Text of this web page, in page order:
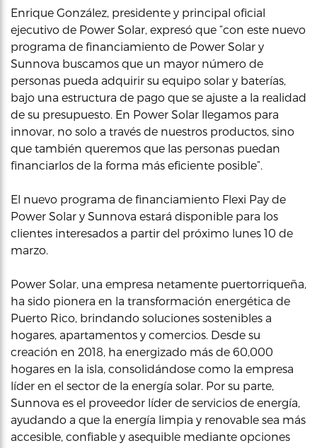
Enrique González, presidente y principal oficial
ejecutivo de Power Solar, expresó que “con este nuevo
programa de financiamiento de Power Solar y
Sunnova buscamos que un mayor número de
personas pueda adquirir su equipo solar y baterías,
bajo una estructura de pago que se ajuste a la realidad
de su presupuesto. En Power Solar llegamos para
innovar, no solo a través de nuestros productos, sino
que también queremos que las personas puedan
financiarlos de la forma más eficiente posible”.
El nuevo programa de financiamiento Flexi Pay de
Power Solar y Sunnova estará disponible para los
clientes interesados a partir del próximo lunes 10 de
marzo.
Power Solar, una empresa netamente puertorriqueña,
ha sido pionera en la transformación energética de
Puerto Rico, brindando soluciones sostenibles a
hogares, apartamentos y comercios. Desde su
creación en 2018, ha energizado más de 60,000
hogares en la isla, consolidándose como la empresa
líder en el sector de la energía solar. Por su parte,
Sunnova es el proveedor líder de servicios de energía,
ayudando a que la energía limpia y renovable sea más
accesible, confiable y asequible mediante opciones